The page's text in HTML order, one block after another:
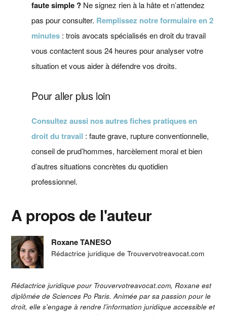
faute simple ? Ne signez rien à la hâte et n’attendez
pas pour consulter. Remplissez notre formulaire en 2
minutes : trois avocats spécialisés en droit du travail
vous contactent sous 24 heures pour analyser votre
situation et vous aider à défendre vos droits.
Pour aller plus loin
Consultez aussi nos autres fiches pratiques en
droit du travail : faute grave, rupture conventionnelle,
conseil de prud’hommes, harcèlement moral et bien
d’autres situations concrètes du quotidien
professionnel.
A propos de l'auteur
Roxane TANESO
Rédactrice juridique de Trouvervotreavocat.com
Rédactrice juridique pour Trouvervotreavocat.com, Roxane est
diplômée de Sciences Po Paris. Animée par sa passion pour le
droit, elle s'engage à rendre l'information juridique accessible et